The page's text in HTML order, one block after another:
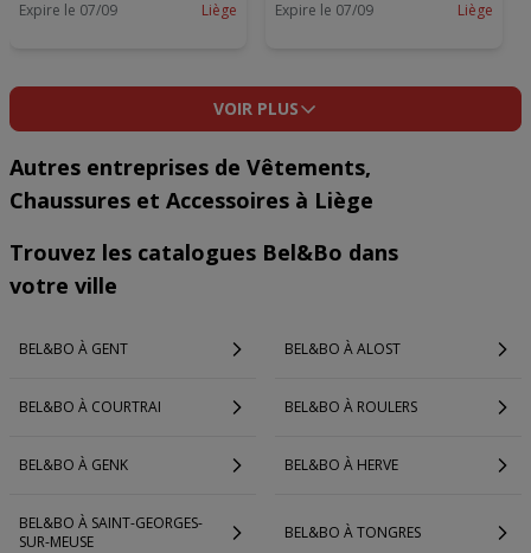
Expire le 07/09 Liège Expire le 07/09 Liège
VOIR PLUS
Autres entreprises de Vêtements,
Chaussures et Accessoires à Liège
Trouvez les catalogues Bel&Bo dans
votre ville
BEL&BO À GENT BEL&BO À ALOST
BEL&BO À COURTRAI BEL&BO À ROULERS
BEL&BO À GENK BEL&BO À HERVE
BEL&BO À SAINT-GEORGES-
SUR-MEUSE
BEL&BO À TONGRES